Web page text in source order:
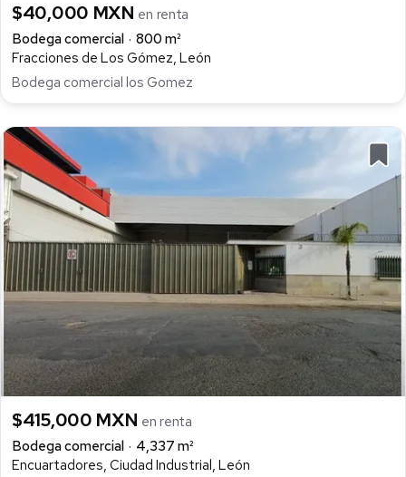
$40,000 MXN en renta
Bodega comercial
800 m²
Fracciones de Los Gómez, León
Bodega comercial los Gomez
$415,000 MXN en renta
Bodega comercial
4,337 m²
Encuartadores, Ciudad Industrial, León